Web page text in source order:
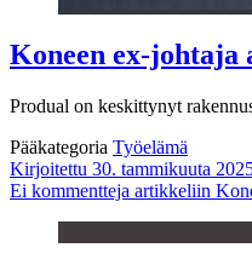
Koneen ex-
Produal on keskittynyt
Pääkategoria Työelämä
Kirjoitettu 30. tammikuuta
Ei kommentteja artikkeliin